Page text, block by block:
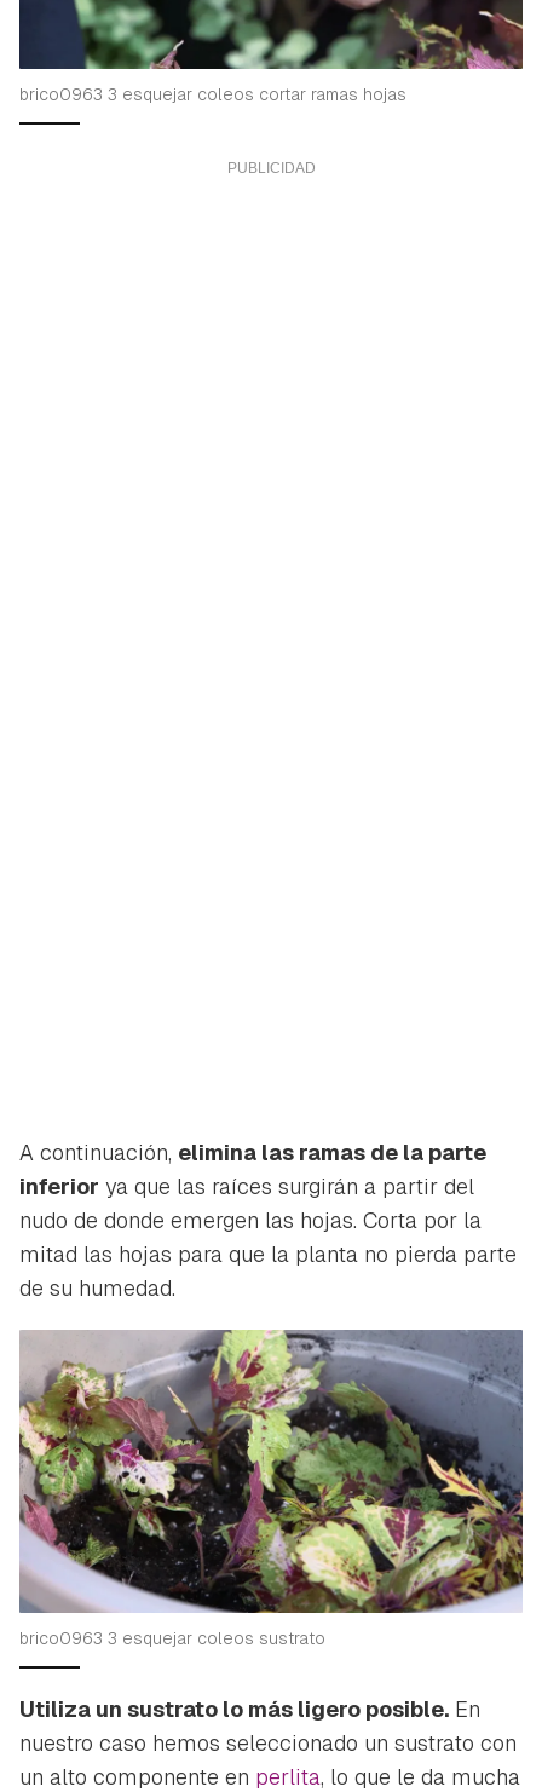
brico0963 3 esquejar coleos cortar ramas hojas
A continuación, elimina las ramas de la parte
inferior ya que las raíces surgirán a partir del
nudo de donde emergen las hojas. Corta por la
mitad las hojas para que la planta no pierda parte
de su humedad.
brico0963 3 esquejar coleos sustrato
Utiliza un sustrato lo más ligero posible. En
nuestro caso hemos seleccionado un sustrato con
un alto componente en perlita, lo que le da mucha